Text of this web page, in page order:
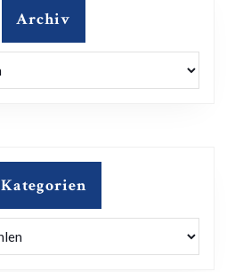
Archiv
Kategorien